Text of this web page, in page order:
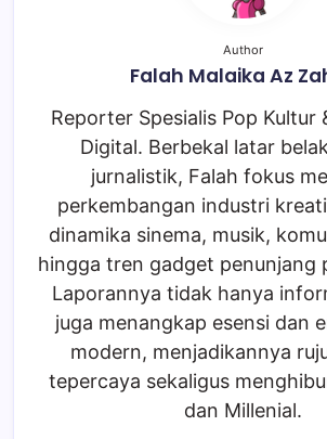
Author
Falah Malaika Az
Reporter Spesialis Pop Kultur
Digital. Berbekal latar
jurnalistik, Falah fokus
perkembangan industri
dinamika sinema, musik,
hingga tren gadget penunjang
Laporannya tidak hanya
juga menangkap esensi dan
modern, menjadikannya
tepercaya sekaligus
dan Millenial.